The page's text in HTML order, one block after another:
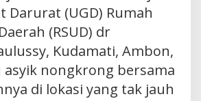
Darurat (UGD) Rumah
(RSUD) dr
Kudamati, Ambon,
nongkrong bersama
di lokasi yang tak jauh